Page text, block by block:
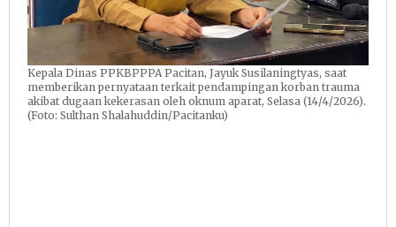
Kepala Dinas PPKBPPPA Pacitan, Jayuk Susilaningtyas, saat
memberikan pernyataan terkait pendampingan korban trauma
akibat dugaan kekerasan oleh oknum aparat, Selasa (14/4/2026).
(Foto: Sulthan Shalahuddin/Pacitanku)